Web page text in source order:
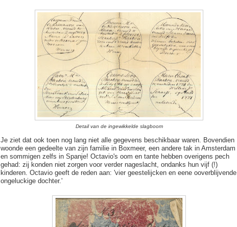
Detail van de ingewikkelde slagboom
Je ziet dat ook toen nog lang niet alle gegevens beschikbaar waren. Bovendien
woonde een gedeelte van zijn familie in Boxmeer, een andere tak in Amsterdam
en sommigen zelfs in Spanje! Octavio's oom en tante hebben overigens pech
gehad: zij konden niet zorgen voor verder nageslacht, ondanks hun vijf (!)
kinderen. Octavio geeft de reden aan: 'vier geestelijcken en eene ooverblijvende
ongeluckige dochter.'